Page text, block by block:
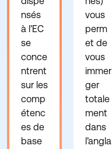
nsés
à l’EC
se
conce
ntrent
sur les
comp
étenc
es de
base
vous
perm
et de
vous
immer
ger
totale
ment
dans
l’angla